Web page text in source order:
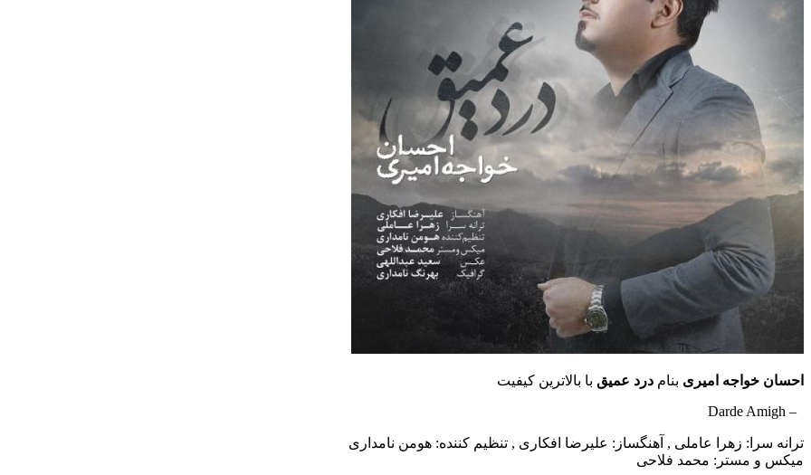
احسان خواجه امیری بنام درد عمیق با بالاترین کیفیت
– Darde Amigh
ترانه سرا: زهرا عاملی , آهنگساز: علیرضا افکاری , تنظیم کننده: هومن نامداری
میکس و مستر: محمد فلاحی